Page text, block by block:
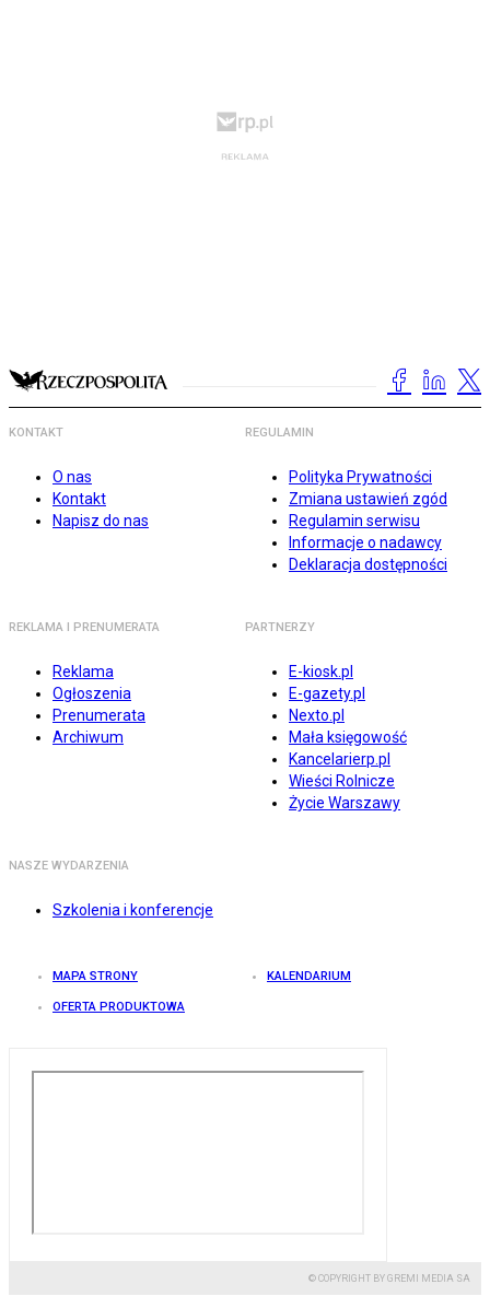
KONTAKT
O nas
Kontakt
Napisz do nas
REGULAMIN
Polityka Prywatności
Zmiana ustawień zgód
Regulamin serwisu
Informacje o nadawcy
Deklaracja dostępności
REKLAMA I PRENUMERATA
Reklama
Ogłoszenia
Prenumerata
Archiwum
PARTNERZY
E-kiosk.pl
E-gazety.pl
Nexto.pl
Mała księgowość
Kancelarierp.pl
Wieści Rolnicze
Życie Warszawy
NASZE WYDARZENIA
Szkolenia i konferencje
MAPA STRONY KALENDARIUM
OFERTA PRODUKTOWA
© COPYRIGHT BY GREMI MEDIA SA